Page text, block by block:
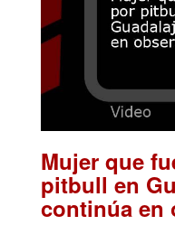
Mujer que
pitbull en
continúa en